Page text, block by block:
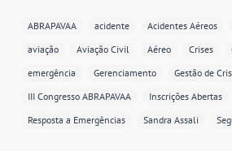
ABRAPAVAA acidente Acidentes Aéreos
aviação
Aviação Civil Aéreo Crises
emergência
Gerenciamento Gestão de
III Congresso ABRAPAVAA
Inscrições Abertas
Resposta a Emergências
Sandra Assali